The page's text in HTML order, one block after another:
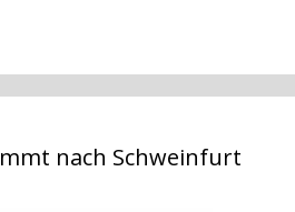
nach Schweinfurt